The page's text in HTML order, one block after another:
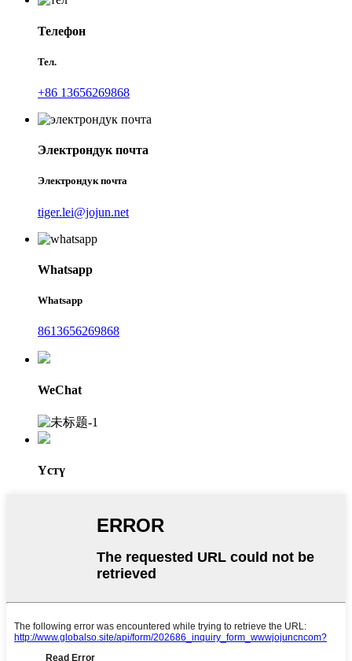
Телефон
Тел.
+86 13656269868
Электрондук почта
Электрондук почта
tiger.lei@jojun.net
Whatsapp
Whatsapp
8613656269868
WeChat
Үстү